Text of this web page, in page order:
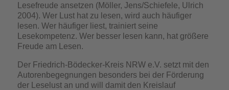
Lesefreude ansetzen (Möller, Jens/Schiefele, Ulrich
2004). Wer Lust hat zu lesen, wird auch häufiger
lesen. Wer häufiger liest, trainiert seine
Lesekompetenz. Wer besser lesen kann, hat größere
Freude am Lesen.
Der Friedrich-Bödecker-Kreis NRW e.V. setzt mit den
Autorenbegegnungen besonders bei der Förderung
der Leselust an und will damit den Kreislauf